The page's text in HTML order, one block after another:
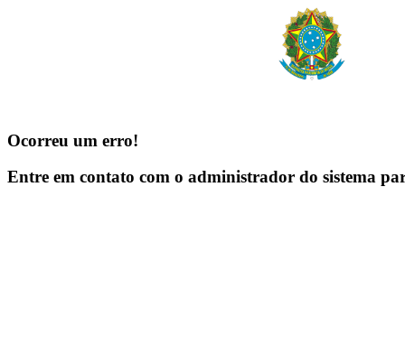
Ocorreu um erro!
Entre em contato com o administrador do sistema